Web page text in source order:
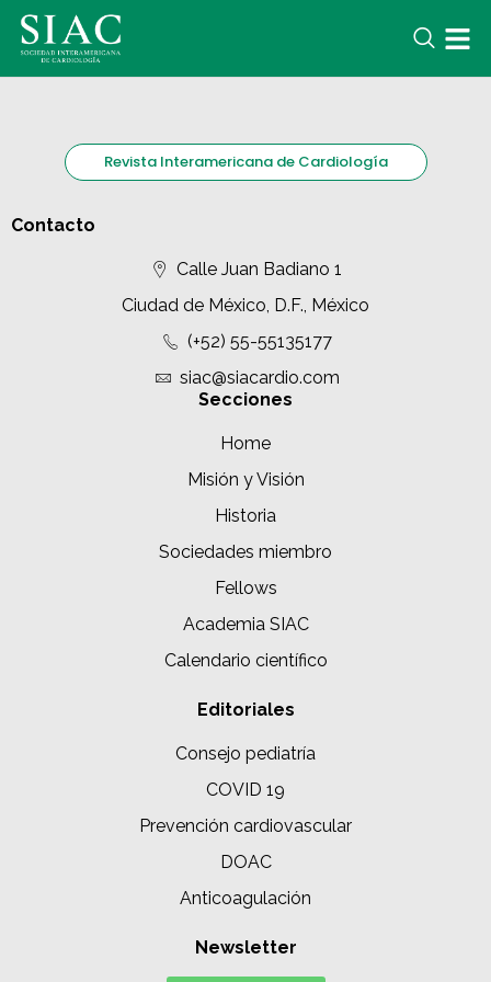
Revista Interamericana de Cardiología
Contacto
Calle Juan Badiano 1
Ciudad de México, D.F., México
(+52) 55-55135177
siac@siacardio.com
Secciones
Home
Misión y Visión
Historia
Sociedades miembro
Fellows
Academia SIAC
Calendario científico
Editoriales
Consejo pediatría
COVID 19
Prevención cardiovascular
DOAC
Anticoagulación
Newsletter